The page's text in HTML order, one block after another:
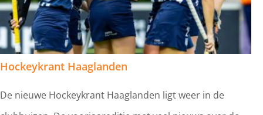
Hockeykrant Haaglanden
De nieuwe Hockeykrant Haaglanden ligt weer in de